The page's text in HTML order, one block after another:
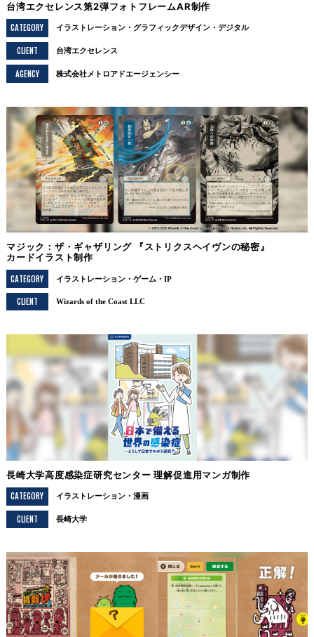
台湾エクセレンス第2弾フォトフレームAR制作
CATEGORY
イラストレーション グラフィックデザイン デジタル
CLIENT 台湾エクセレンス
AGENCY 株式会社メトロアドエージェンシー
マジック：ザ・ギャザリング 『ストリクスヘイヴンの秘密』
カードイラスト制作
CATEGORY
イラストレーション ゲーム・IP
CLIENT Wizards of the Coast LLC
長崎大学高度感染症研究センター 理解促進用マンガ制作
CATEGORY
イラストレーション 漫画
CLIENT 長崎大学